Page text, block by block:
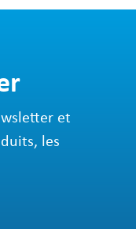
et
les